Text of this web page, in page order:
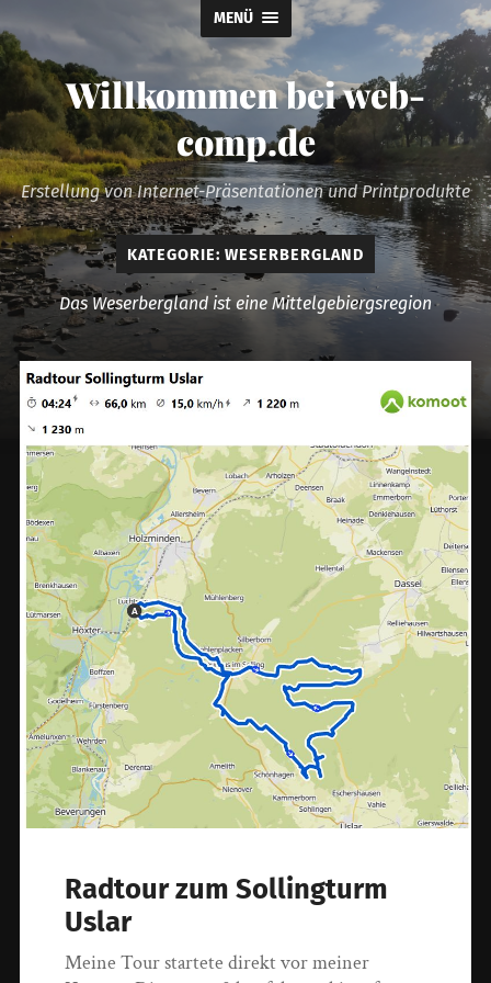
MENÜ
Willkommen bei web-
comp.de
Erstellung von Internet-Präsentationen und Printprodukte
KATEGORIE: WESERBERGLAND
Das Weserbergland ist eine Mittelgebiergsregion
Radtour zum Sollingturm
Uslar
Meine Tour startete direkt vor meiner